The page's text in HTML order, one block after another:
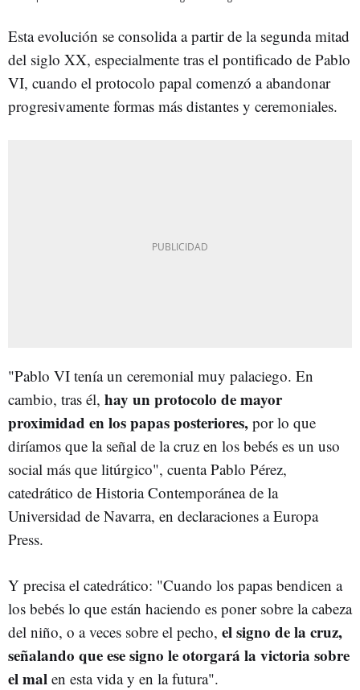
Esta evolución se consolida a partir de la segunda mitad
del siglo XX, especialmente tras el pontificado de Pablo
VI, cuando el protocolo papal comenzó a abandonar
progresivamente formas más distantes y ceremoniales.
"Pablo VI tenía un ceremonial muy palaciego. En
cambio, tras él, hay un protocolo de mayor
proximidad en los papas posteriores, por lo que
diríamos que la señal de la cruz en los bebés es un uso
social más que litúrgico", cuenta Pablo Pérez,
catedrático de Historia Contemporánea de la
Universidad de Navarra, en declaraciones a Europa
Press.
Y precisa el catedrático: "Cuando los papas bendicen a
los bebés lo que están haciendo es poner sobre la cabeza
del niño, o a veces sobre el pecho, el signo de la cruz,
señalando que ese signo le otorgará la victoria sobre
el mal en esta vida y en la futura".